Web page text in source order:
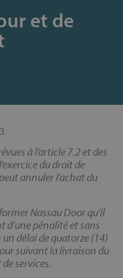
et de
à l’article 7.2 et des
du droit de
annuler l’achat du
Nassau Door qu’il
d’une pénalité et sans
délai de quatorze (14)
suivant la livraison du
services.